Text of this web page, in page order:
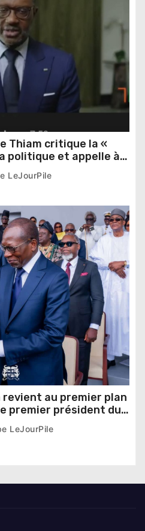
Thiam critique la «
politique et appelle à
LeJourPile
revient au premier plan
premier président du
LeJourPile